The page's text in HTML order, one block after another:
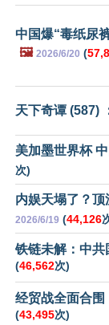
中国爆“毒纸尿
🖼️ 2026/6/20 (
天下奇谭 (587)
美加墨世界杯
次)
内娱天塌了？顶
2026/6/19 (44,126
铁链未解：中共
(46,562次)
经贸战全面合
(43,495次)